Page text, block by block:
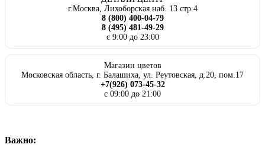
г.Москва, Лихоборская наб. 13 стр.4
8 (800) 400-04-79
8 (495) 481-49-29
с 9:00 до 23:00
Магазин цветов
Московская область, г. Балашиха, ул. Реутовская, д.20, пом.17
+7(926) 073-45-32
с 09:00 до 21:00
Важно: